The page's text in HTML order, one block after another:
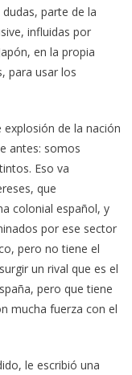
parte de la
influidas por
en la propia
para usar los
explosión de la nación
antes: somos
Eso va
que
colonial español, y
por ese sector
pero no tiene el
un rival que es el
pero que tiene
mucha fuerza con el
le escribió una